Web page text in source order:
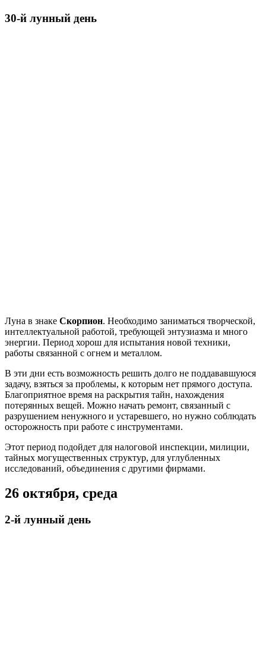
30-й лунный день
Луна в знаке Скорпион. Необходимо заниматься творческой,
интеллектуальной работой, требующей энтузиазма и много
энергии. Период хорош для испытания новой техники,
работы связанной с огнем и металлом.
В эти дни есть возможность решить долго не поддававшуюся
задачу, взяться за проблемы, к которым нет прямого доступа.
Благоприятное время на раскрытия тайн, нахождения
потерянных вещей. Можно начать ремонт, связанный с
разрушением ненужного и устаревшего, но нужно соблюдать
осторожность при работе с инструментами.
Этот период подойдет для налоговой инспекции, милиции,
тайных могущественных структур, для углубленных
исследований, объединения с другими фирмами.
26 октября, среда
2-й лунный день